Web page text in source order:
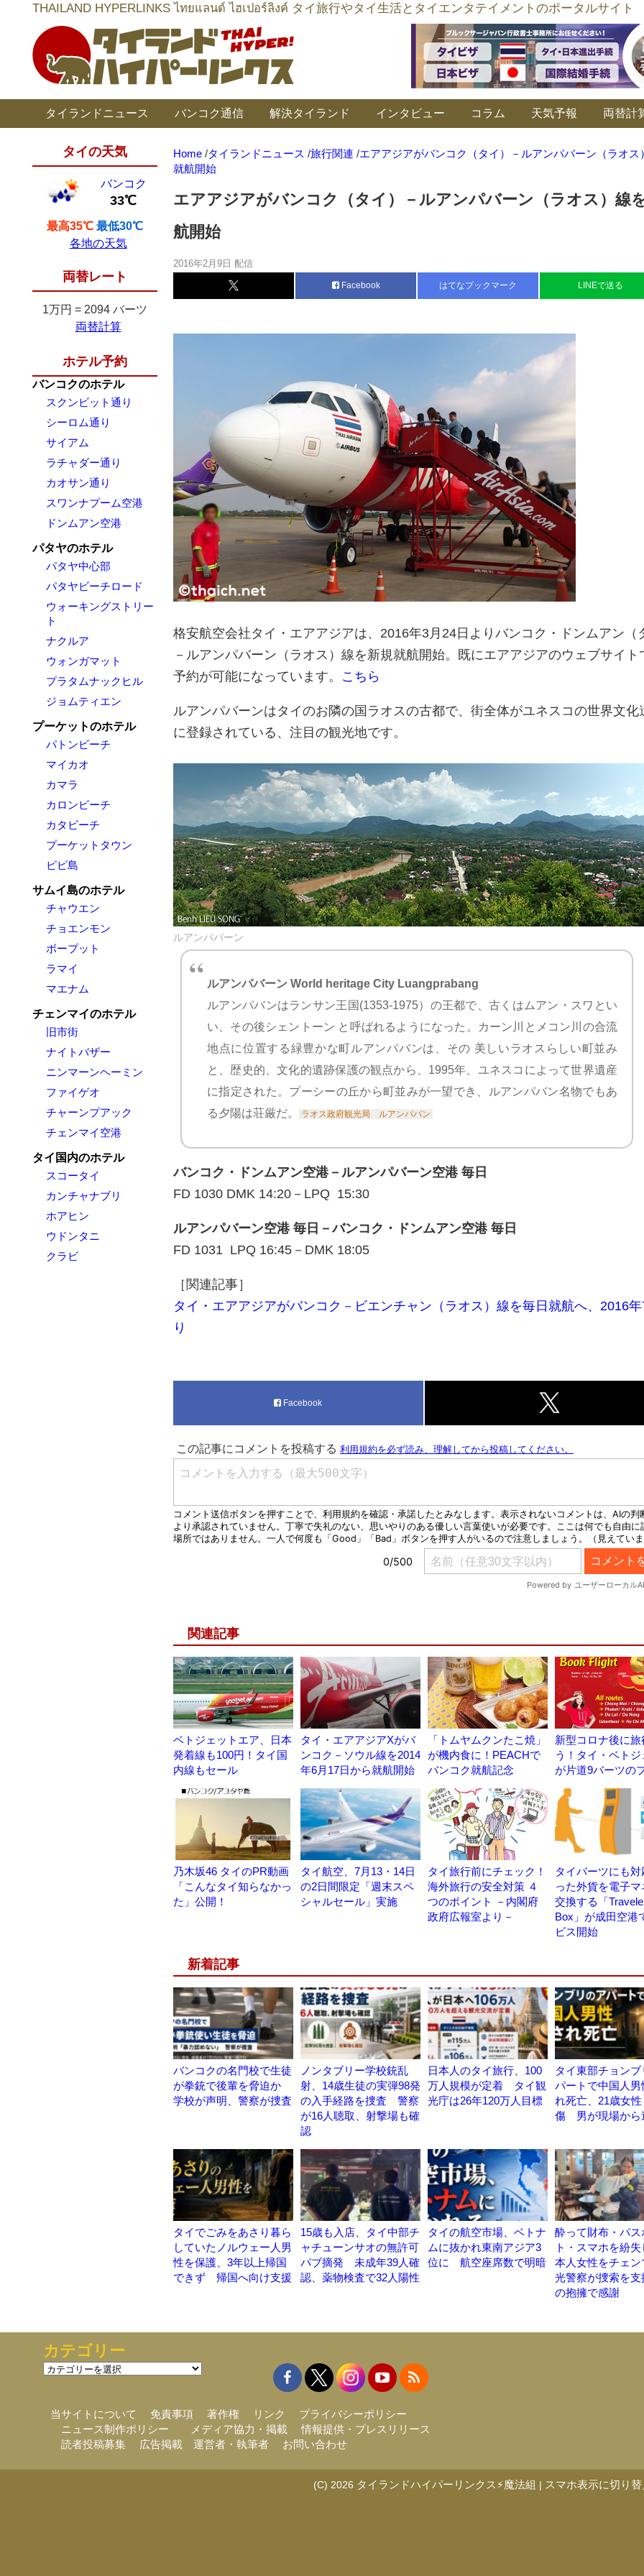
THAILAND HYPERLINKS ไทยแลนด์ ไฮเปอร์ลิงค์ タイ旅行やタイ生活とタイエンタテイメントのポータルサイト
タイランドニュース バンコク通信 解決タイランド インタビュー コラム 天気予報 両替計
タイの天気
バンコク
33℃
最高35℃ 最低30℃
各地の天気
両替レート
1万円 = 2094 バーツ
両替計算
ホテル予約
バンコクのホテル
スクンビット通り
シーロム通り
サイアム
ラチャダー通り
カオサン通り
スワンナプーム空港
ドンムアン空港
パタヤのホテル
パタヤ中心部
パタヤビーチロード
ウォーキングストリー
ト
ナクルア
ウォンガマット
プラタムナックヒル
ジョムティエン
プーケットのホテル
パトンビーチ
マイカオ
カマラ
カロンビーチ
カタビーチ
プーケットタウン
ピピ島
サムイ島のホテル
チャウエン
チョエンモン
ボープット
ラマイ
マエナム
チェンマイのホテル
旧市街
ナイトバザー
ニンマーンヘーミン
ファイゲオ
チャーンプアック
チェンマイ空港
タイ国内のホテル
スコータイ
カンチャナブリ
ホアヒン
ウドンタニ
クラビ
Home /タイランドニュース /旅行関連 /エアアジアがバンコク（タイ）－ルアンパバーン（ラオス
就航開始
エアアジアがバンコク（タイ）－ルアンパバーン（ラオス）線
航開始
2016年2月9日 配信
Facebook はてなブックマーク LINEで送る
格安航空会社タイ・エアアジアは、2016年3月24日よりバンコク・ドンムアン（
－ルアンパバーン（ラオス）線を新規就航開始。既にエアアジアのウェブサイト
予約が可能になっています。 こちら
ルアンパバーンはタイのお隣の国ラオスの古都で、街全体がユネスコの世界文化
に登録されている、注目の観光地です。
ルアンパバーン
ルアンパバーン World heritage City Luangprabang
ルアンパバンはランサン王国(1353-1975）の王都で、古くはムアン・スワとい
い、その後シェントーン と呼ばれるようになった。カーン川とメコン川の合流
地点に位置する緑豊かな町ルアンパバンは、その 美しいラオスらしい町並み
と、歴史的、文化的遺跡保護の観点から、1995年、ユネスコによって世界遺産
に指定された。プーシーの丘から町並みが一望でき、ルアンパバン名物でもあ
る夕陽は荘厳だ。
ラオス政府観光局 ルアンパバン
バンコク・ドンムアン空港－ルアンパバーン空港 毎日
FD 1030 DMK 14:20－LPQ 15:30
ルアンパバーン空港 毎日－バンコク・ドンムアン空港 毎日
FD 1031 LPQ 16:45－DMK 18:05
［関連記事］
タイ・エアアジアがバンコク－ビエンチャン（ラオス）線を毎日就航へ、2016
り
Facebook
関連記事
ベトジェットエア、日本
発着線も100円！タイ国
内線もセール
タイ・エアアジアXがバ
ンコク－ソウル線を2014
年6月17日から就航開始
「トムヤムクンたこ焼」
が機内食に！PEACHで
バンコク就航記念
新型コロナ後に旅
う！タイ・ベト
が片道9バーツの
乃木坂46 タイのPR動画
「こんなタイ知らなかっ
た」公開！
タイ航空、7月13・14日
の2日間限定「週末スペ
シャルセール」実施
タイ旅行前にチェック！
海外旅行の安全対策 ４
つのポイント －内閣府
政府広報室より－
タイバーツにも
った外貨を電子
交換する「
Box」が成田空港
ビス開始
新着記事
バンコクの名門校で生徒
が拳銃で後輩を脅迫か
学校が声明、警察が捜査
ノンタブリー学校銃乱
射、14歳生徒の実弾98発
の入手経路を捜査 警察
が16人聴取、射撃場も確
認
日本人のタイ旅行、100
万人規模が定着 タイ観
光庁は26年120万人目標
タイ東部チョン
パートで中国人男
れ死亡、21歳女
傷 男が現場から
タイでごみをあさり暮ら
していたノルウェー人男
性を保護、3年以上帰国
できず 帰国へ向け支援
15歳も入店、タイ中部チ
ャチューンサオの無許可
パブ摘発 未成年39人確
認、薬物検査で32人陽性
タイの航空市場、ベトナ
ムに抜かれ東南アジア3
位に 航空座席数で明暗
酔って財布・パス
ト・スマホを紛
本人女性をチェン
光警察が捜索を支
の抱擁で感謝
カテゴリー
カ
リ当サイトについて 免責事項 著作権 リンク
プライバシーポリシー
ニュース制作ポリシー
メディア協力・掲載
情報提供・プレスリリース
読者投稿募集
広告掲載 運営者・執筆者 お問い合わせ
(C) 2026 タイランドハイパーリンクス⚡魔法組 スマホ表示に切り替